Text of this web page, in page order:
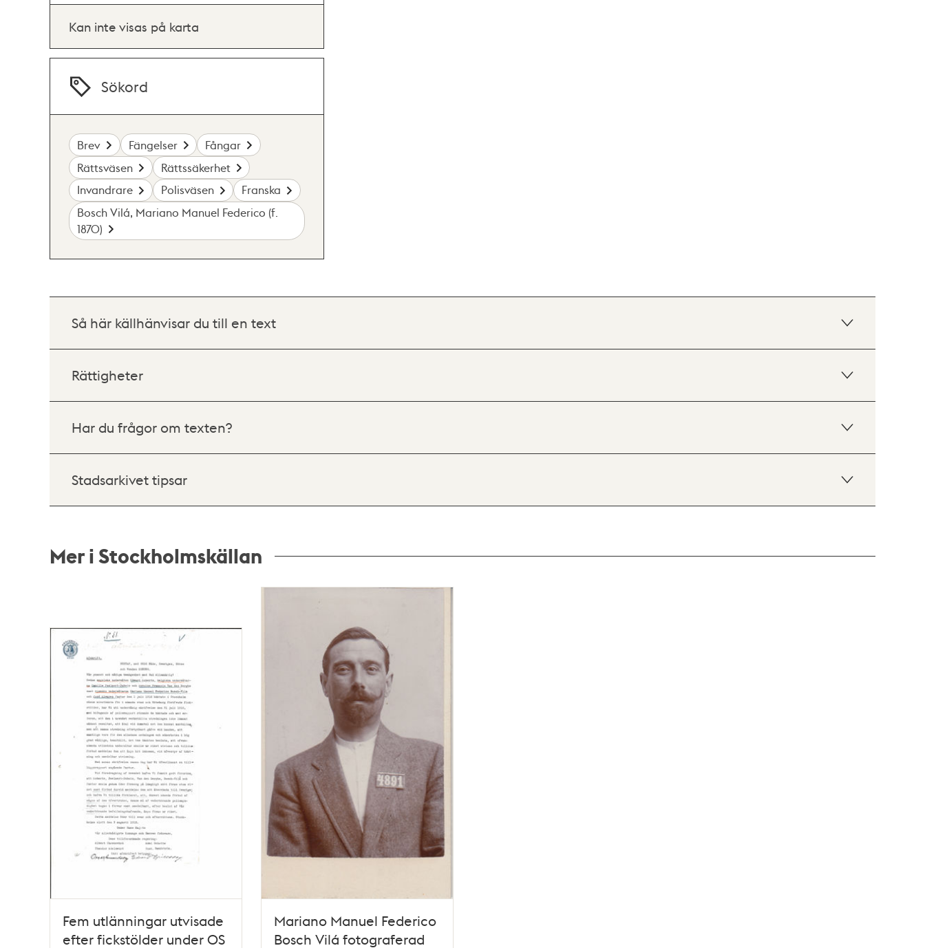
Kan inte visas på karta
Sökord
Brev Fängelser
Fångar
Rättsväsen
Rättssäkerhet
Invandrare
Polisväsen
Franska
Bosch Vilá, Mariano Manuel Federico (f.
1870)
Så här källhänvisar du till en text
Rättigheter
Har du frågor om texten?
Stadsarkivet tipsar
Mer i Stockholmskällan
och
teman
Fem utlänningar utvisade
efter fickstölder under OS
Mariano Manuel Federico
Bosch Vilá fotograferad